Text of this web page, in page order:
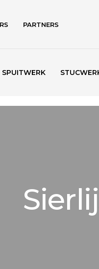
PARTNERS
SPUITWERK